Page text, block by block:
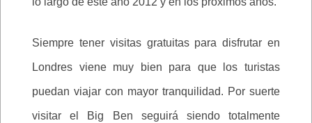
Siempre tener visitas gratuitas para disfrutar en
Londres viene muy bien para que los turistas
puedan viajar con mayor tranquilidad. Por suerte
visitar el Big Ben seguirá siendo totalmente